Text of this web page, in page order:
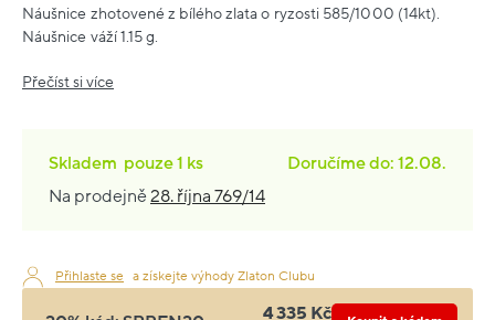
Náušnice zhotovené z bílého zlata o ryzosti 585/1000 (14kt).
Náušnice váží 1.15 g.
Přečíst si více
Skladem pouze1 ks
Doručíme do: 12.08.
Na prodejně28. října 769/14
Přihlaste se a získejte výhody Zlaton Clubu
4 335 Kč